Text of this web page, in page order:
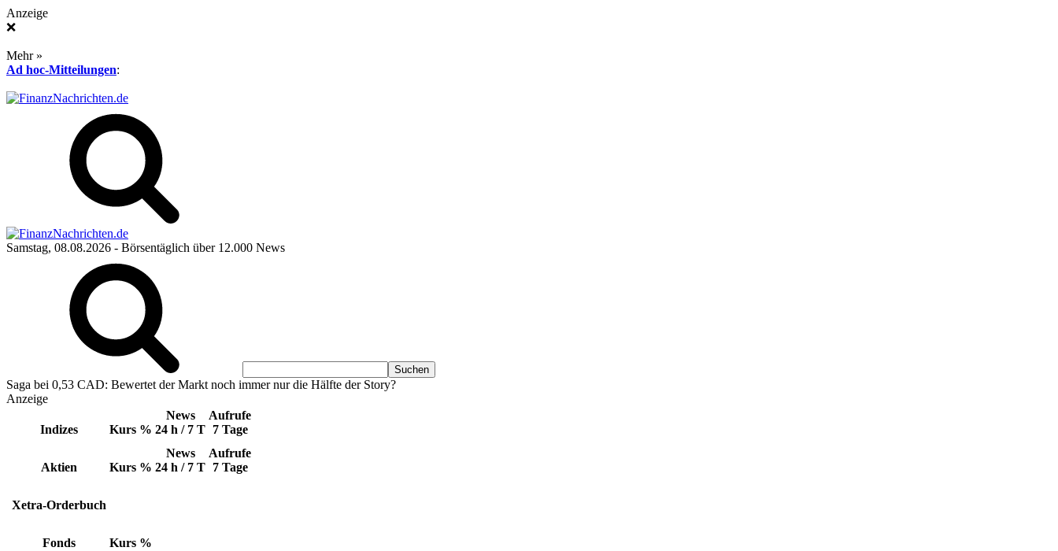
Anzeige
❌
Mehr »
Ad hoc-Mitteilungen:
Samstag, 08.08.2026 - Börsentäglich über 12.000 News
Saga bei 0,53 CAD: Bewertet der Markt noch immer nur die Hälfte der Story?
Anzeige
Indizes Kurs %
News
24 h / 7 T
Aufrufe
7 Tage
Aktien Kurs %
News
24 h / 7 T
Aufrufe
7 Tage
Xetra-Orderbuch
Fonds Kurs %